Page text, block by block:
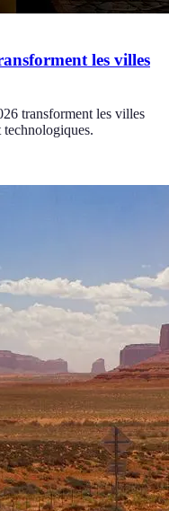
les villes
transforment les villes
technologiques.